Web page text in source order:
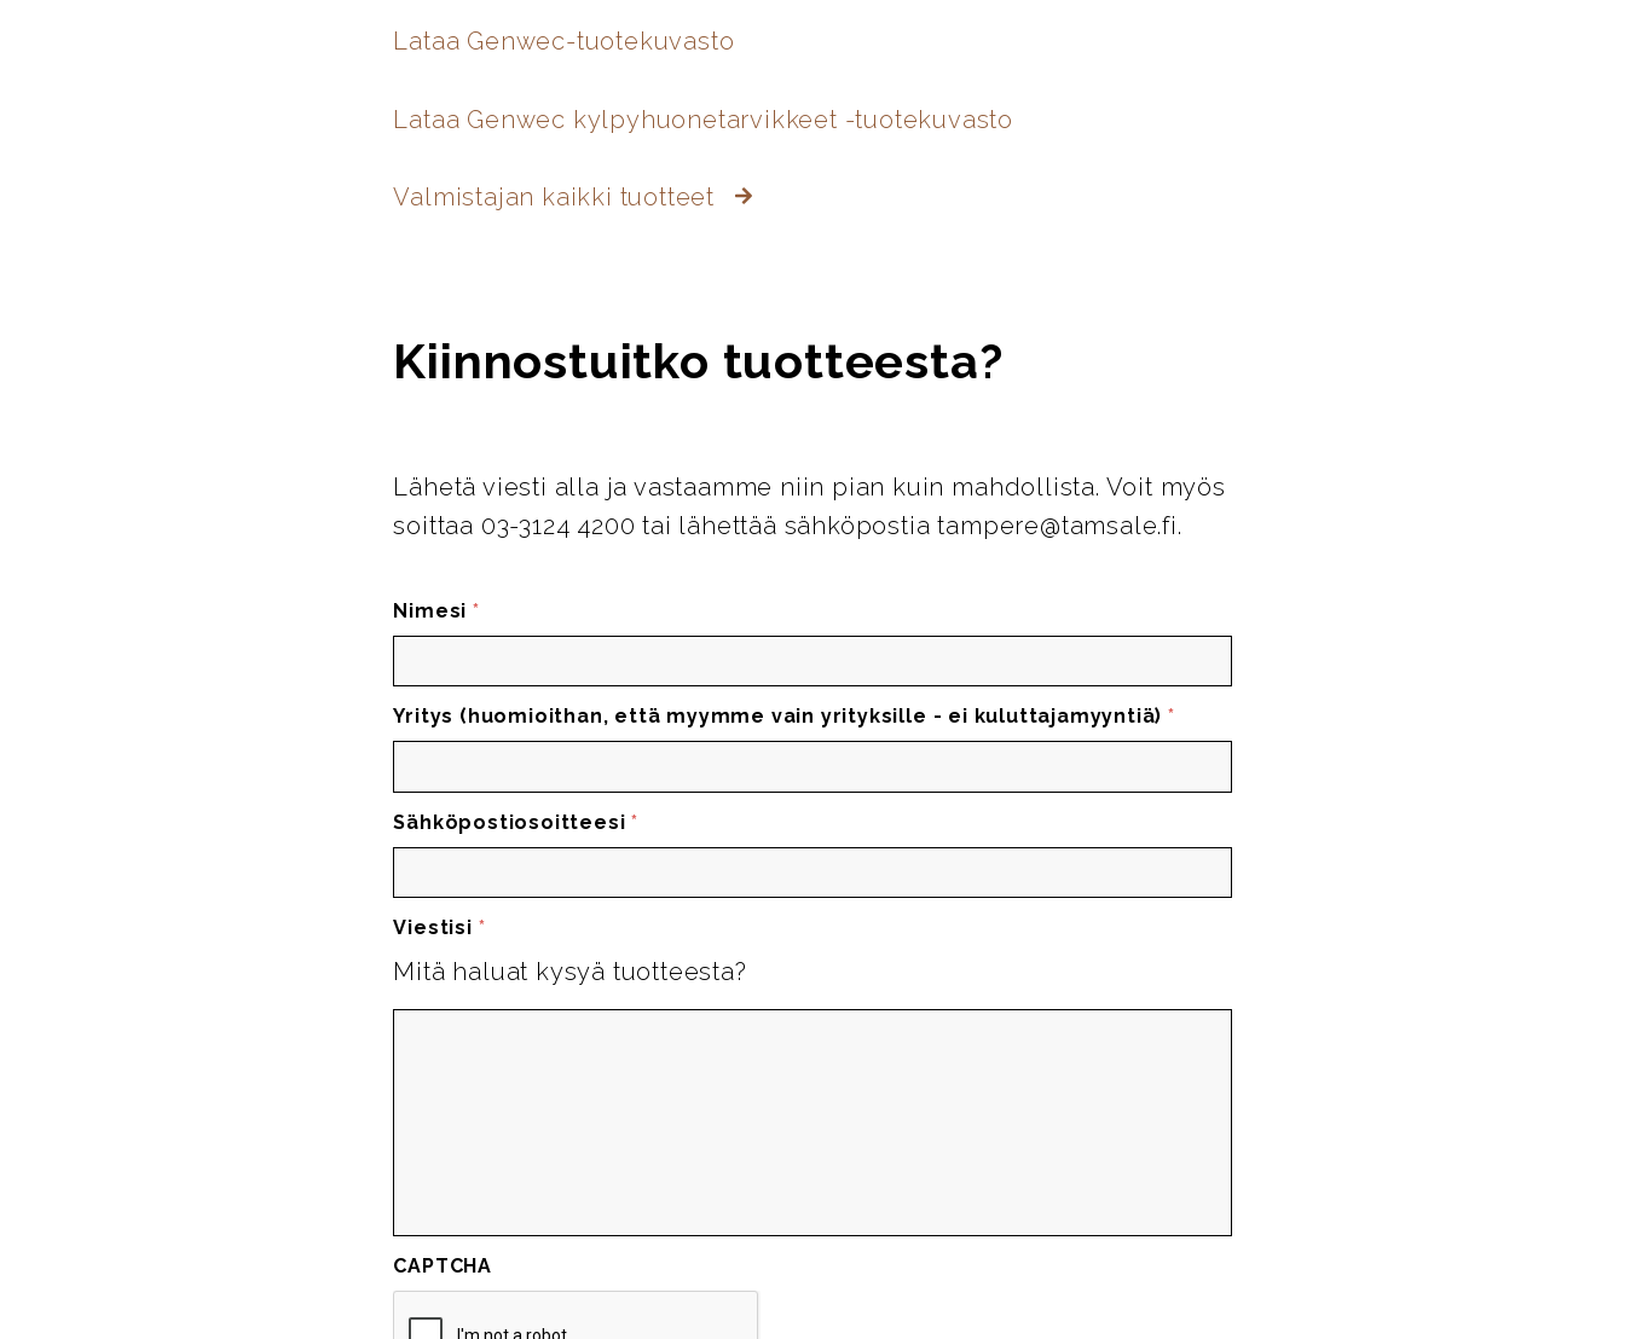
Lataa Genwec-tuotekuvasto
Lataa Genwec kylpyhuonetarvikkeet -tuotekuvasto
Valmistajan kaikki tuotteet
Kiinnostuitko tuotteesta?
Lähetä viesti alla ja vastaamme niin pian kuin mahdollista. Voit myös
soittaa 03-3124 4200 tai lähettää sähköpostia tampere@tamsale.fi.
Nimesi *
Yritys (huomioithan, että myymme vain yrityksille - ei kuluttajamyyntiä) *
Sähköpostiosoitteesi *
Viestisi *
Mitä haluat kysyä tuotteesta?
CAPTCHA